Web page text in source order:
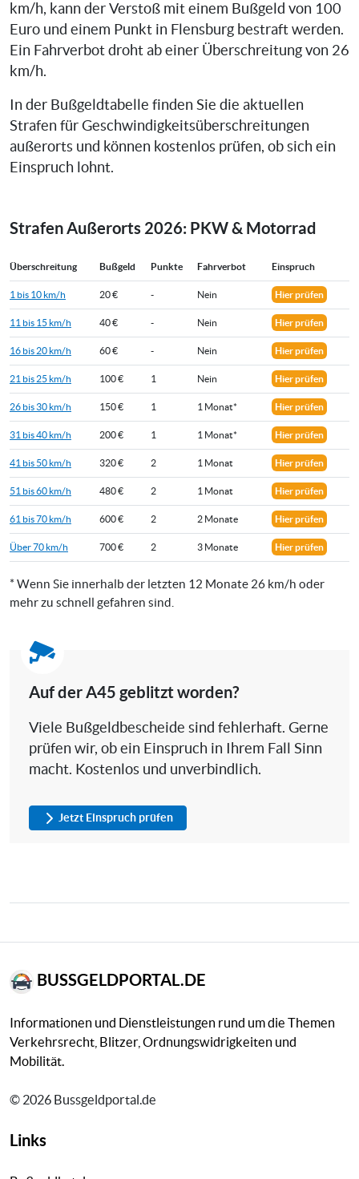
km/h, kann der Verstoß mit einem Bußgeld von 100
Euro und einem Punkt in Flensburg bestraft werden.
Ein Fahrverbot droht ab einer Überschreitung von 26
km/h.
In der Bußgeldtabelle finden Sie die aktuellen
Strafen für Geschwindigkeitsüberschreitungen
außerorts und können kostenlos prüfen, ob sich ein
Einspruch lohnt.
Strafen Außerorts 2026: PKW & Motorrad
Überschreitung Bußgeld Punkte Fahrverbot Einspruch
1 bis 10 km/h 20 € - Nein Hier prüfen
11 bis 15 km/h 40 € - Nein Hier prüfen
16 bis 20 km/h 60 € - Nein Hier prüfen
21 bis 25 km/h 100 € 1 Nein Hier prüfen
26 bis 30 km/h 150 € 1 1 Monat* Hier prüfen
31 bis 40 km/h 200 € 1 1 Monat* Hier prüfen
41 bis 50 km/h 320 € 2 1 Monat Hier prüfen
51 bis 60 km/h 480 € 2 1 Monat Hier prüfen
61 bis 70 km/h 600 € 2 2 Monate Hier prüfen
Über 70 km/h 700 € 2 3 Monate Hier prüfen
* Wenn Sie innerhalb der letzten 12 Monate 26 km/h oder
mehr zu schnell gefahren sind.
Auf der A45 geblitzt worden?
Viele Bußgeldbescheide sind fehlerhaft. Gerne
prüfen wir, ob ein Einspruch in Ihrem Fall Sinn
macht. Kostenlos und unverbindlich.
Jetzt Einspruch prüfen
BUSSGELDPORTAL.DE
Informationen und Dienstleistungen rund um die Themen
Verkehrsrecht, Blitzer, Ordnungswidrigkeiten und
Mobilität.
© 2026 Bussgeldportal.de
Links